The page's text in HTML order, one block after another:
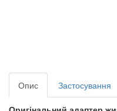
Опис Застосування